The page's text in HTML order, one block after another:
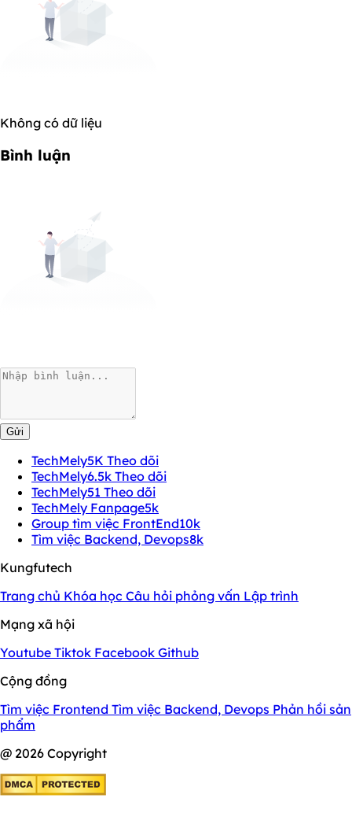
Không có dữ liệu
Bình luận
Gửi
TechMely5K Theo dõi
TechMely6.5k Theo dõi
TechMely51 Theo dõi
TechMely Fanpage5k
Group tìm việc FrontEnd10k
Tìm việc Backend, Devops8k
Kungfutech
Trang chủ Khóa học Câu hỏi phỏng vấn Lập trình
Mạng xã hội
Youtube Tiktok Facebook Github
Cộng đồng
Tìm việc Frontend Tìm việc Backend, Devops Phản hồi sản
phẩm
@ 2026 Copyright